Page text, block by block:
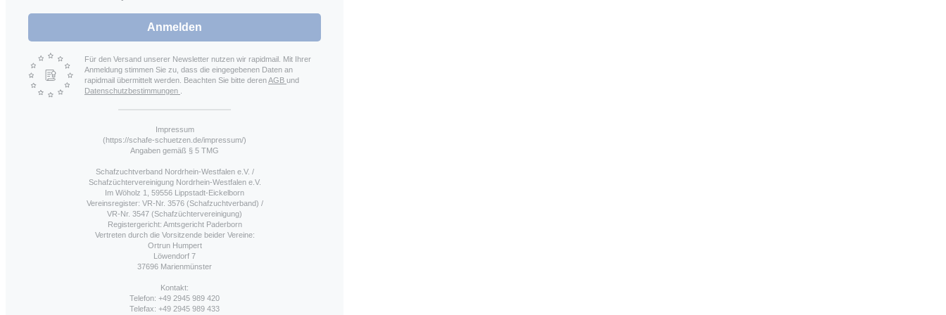
Anmelden
Für den Versand unserer Newsletter nutzen wir rapidmail. Mit Ihrer
Anmeldung stimmen Sie zu, dass die eingegebenen Daten an
rapidmail übermittelt werden. Beachten Sie bitte derenAGB und
Datenschutzbestimmungen
Impressum
(https://schafe-schuetzen.de/impressum/)
Angaben gemäß § 5 TMG
Schafzuchtverband Nordrhein-Westfalen e.V. /
Schafzüchtervereinigung Nordrhein-Westfalen e.V.
Im Wöholz 1, 59556 Lippstadt-Eickelborn
Vereinsregister: VR-Nr. 3576 (Schafzuchtverband) /
VR-Nr. 3547 (Schafzüchtervereinigung)
Registergericht: Amtsgericht Paderborn
Vertreten durch die Vorsitzende beider Vereine:
Ortrun Humpert
Löwendorf 7
37696 Marienmünster
Kontakt:
Telefon: +49 2945 989 420
Telefax: +49 2945 989 433